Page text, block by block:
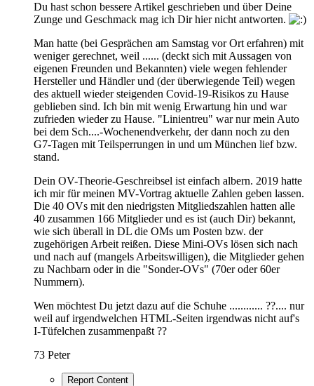
Du hast schon bessere Artikel geschrieben und über Deine
Zunge und Geschmack mag ich Dir hier nicht antworten.
Man hatte (bei Gesprächen am Samstag vor Ort erfahren) mit
weniger gerechnet, weil ...... (deckt sich mit Aussagen von
eigenen Freunden und Bekannten) viele wegen fehlender
Hersteller und Händler und (der überwiegende Teil) wegen
des aktuell wieder steigenden Covid-19-Risikos zu Hause
geblieben sind. Ich bin mit wenig Erwartung hin und war
zufrieden wieder zu Hause. "Linientreu" war nur mein Auto
bei dem Sch....-Wochenendverkehr, der dann noch zu den
G7-Tagen mit Teilsperrungen in und um München lief bzw.
stand.
Dein OV-Theorie-Geschreibsel ist einfach albern. 2019 hatte
ich mir für meinen MV-Vortrag aktuelle Zahlen geben lassen.
Die 40 OVs mit den niedrigsten Mitgliedszahlen hatten alle
40 zusammen 166 Mitglieder und es ist (auch Dir) bekannt,
wie sich überall in DL die OMs um Posten bzw. der
zugehörigen Arbeit reißen. Diese Mini-OVs lösen sich nach
und nach auf (mangels Arbeitswilligen), die Mitglieder gehen
zu Nachbarn oder in die "Sonder-OVs" (70er oder 60er
Nummern).
Wen möchtest Du jetzt dazu auf die Schuhe ............ ??.... nur
weil auf irgendwelchen HTML-Seiten irgendwas nicht auf's
I-Tüfelchen zusammenpaßt ??
73 Peter
Report Content